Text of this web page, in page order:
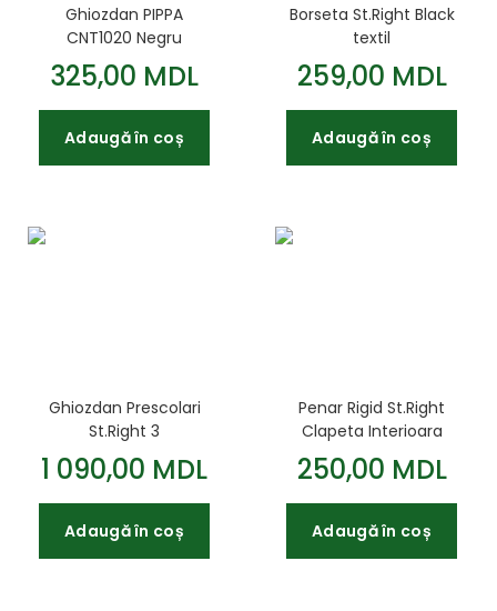
Ghiozdan PIPPA
CNT1020 Negru
325,00 MDL
Adaugă în coș
Borseta St.Right Black
textil
259,00 MDL
Adaugă în coș
Ghiozdan Prescolari
St.Right 3
Compartimente
Impermeabil Charming
Cats BP26 39x27x17cm
1 090,00 MDL
Adaugă în coș
Penar Rigid St.Right
Clapeta Interioara
Colectia - Red Planet
PC01 23x9 5x6cm
250,00 MDL
Adaugă în coș